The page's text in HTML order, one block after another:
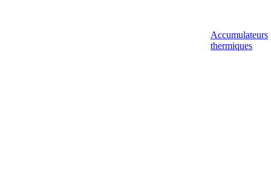
Accumulateurs
thermiques